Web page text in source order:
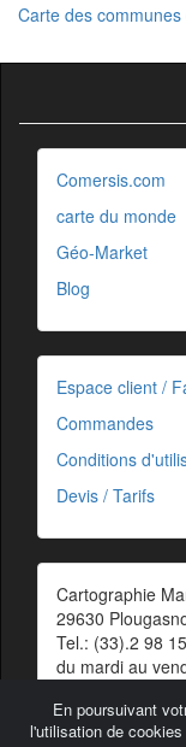
Carte des
En poursuivant
l'utilisation de
Comersis.com
carte du monde
Géo-Market
Blog
Espace client /
Commandes
Conditions
Devis / Tarifs
Cartographie
29630
Tel.: (33).2 98
du mardi au
Contact